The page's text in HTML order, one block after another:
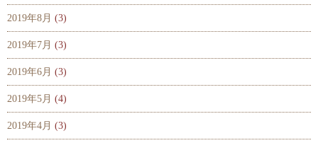
2019年8月 (3)
2019年7月 (3)
2019年6月 (3)
2019年5月 (4)
2019年4月 (3)